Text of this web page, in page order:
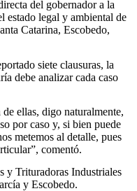
del gobernador a la
estado legal y ambiental de
Catarina, Escobedo,
siete clausuras, la
debe analizar cada caso
ellas, digo naturalmente,
por caso y, si bien puede
metemos al detalle, pues
comentó.
y Trituradoras Industriales
y Escobedo.